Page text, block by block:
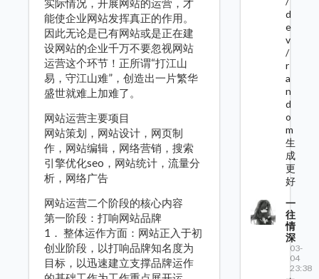
实际情况，开展网站的运营，才
能使企业网站发挥真正的作用。
因此无论是已有网站或是正在建
设网站的企业千万不要忽视网站
运营这个环节！正所谓“打江山
易，守江山难”，创造出一片繁华
盛世就难上加难了。
网站运营主要项目
网站策划，网站设计，网页制
作，网站编辑，网络营销，搜索
引擎优化seo，网站统计，流量分
析，网络广告
网站运营二个阶段的核心内容
第一阶段：打响网站品牌
1． 整体运作方面：网站正入于初
创业阶段，以打响品牌知名度为
目标，以迅速建立支撑品牌运作
d
e
v
/
r
a
n
d
o
m
生
成
更
好
一
往
情
深
03-
04
23:38